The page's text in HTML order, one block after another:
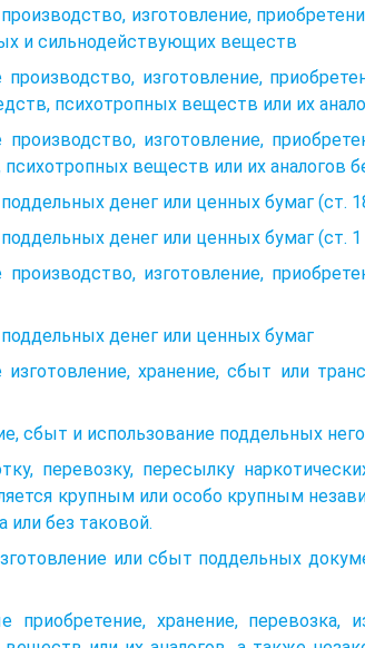
изготовление,
и сильнодействующих веществ
изготовление,
психотропных веществ или их
изготовление,
психотропных веществ или их аналогов
денег или ценных бумаг (ст.
денег или ценных бумаг (ст.
изготовление,
денег или ценных бумаг
изготовление, хранение, сбыт или
сбыт и использование поддельных
перевозку, пересылку
крупным или особо крупным
без таковой.
или сбыт поддельных
приобретение, хранение, перевозка,